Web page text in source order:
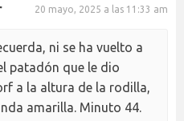
20 mayo, 2025 a las 11:33 am
ni se ha vuelto a
patadón que le dio
a la altura de la rodilla,
amarilla. Minuto 44.